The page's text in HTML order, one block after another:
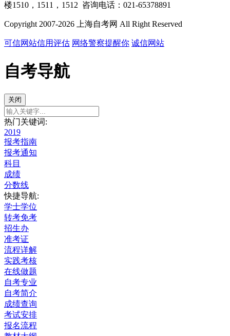
楼1510，1511，1512 咨询电话：021-65378891
Copyright 2007-2026 上海自考网 All Right Reserved
可信网站信用评估 网络警察提醒你 诚信网站
自考导航
关闭
热门关键词:
2019
报考指南
报考通知
科目
成绩
分数线
快捷导航:
学士学位
转考免考
招生办
准考证
流程详解
实践考核
在线做题
自考专业
自考简介
成绩查询
考试安排
报名流程